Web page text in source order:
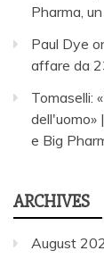
Pharma,
Paul Dye
affare da
Tomaselli:
dell'uomo»
e Big
ARCHIVES
August